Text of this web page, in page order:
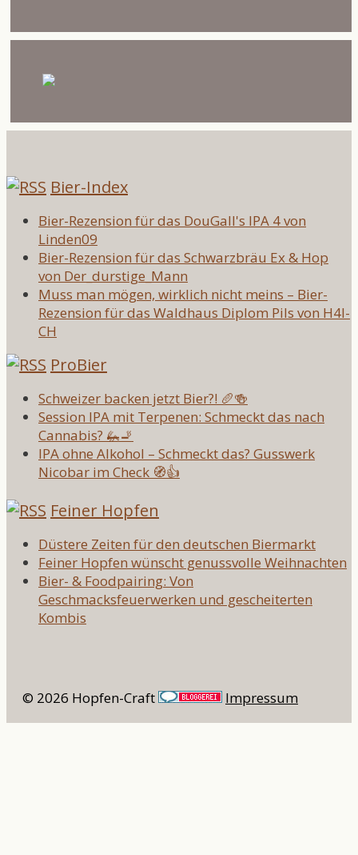
Bier-Index
Bier-Rezension für das DouGall's IPA 4 von
Linden09
Bier-Rezension für das Schwarzbräu Ex & Hop
von Der_durstige_Mann
Muss man mögen, wirklich nicht meins – Bier-
Rezension für das Waldhaus Diplom Pils von H4l-
CH
ProBier
Schweizer backen jetzt Bier?! 🥖🍻
Session IPA mit Terpenen: Schmeckt das nach
Cannabis? 🦗🚬
IPA ohne Alkohol – Schmeckt das? Gusswerk
Nicobar im Check 🧭👍
Feiner Hopfen
Düstere Zeiten für den deutschen Biermarkt
Feiner Hopfen wünscht genussvolle Weihnachten
Bier- & Foodpairing: Von
Geschmacksfeuerwerken und gescheiterten
Kombis
© 2026 Hopfen-Craft Impressum